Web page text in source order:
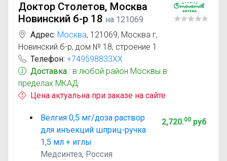
Доктор Столетов, Москва
Новинский б-р 18 на 121069
Адрес: Москва, 121069, Москва г,
Новинский б-р, дом № 18, строение 1
Телефон: +749598833XX
Доставка : в любой район Москвы в
пределах МКАД
Цена актуальна при заказе на сайте
Велгия 0,5 мг/доза раствор
для инъекций шприц-ручка
1,5 мл + иглы
Медсинтез, Россия
2,720.00руб